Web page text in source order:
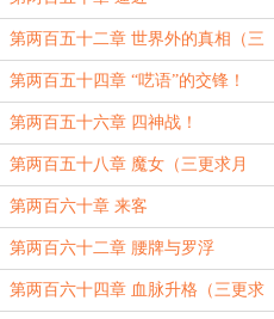
第两百五十二章 世界外的真相（三
更求票！）
第两百五十四章 “呓语”的交锋！
第两百五十六章 四神战！
第两百五十八章 魔女（三更求月
票！亲们！）
第两百六十章 来客
第两百六十二章 腰牌与罗浮
第两百六十四章 血脉升格（三更求